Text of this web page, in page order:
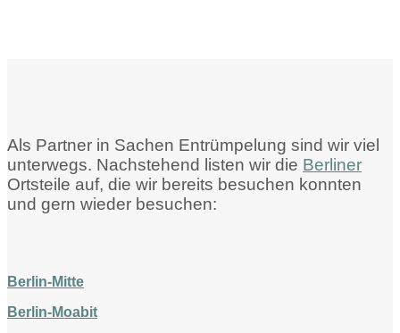
Als Partner in Sachen Entrümpelung sind wir viel
unterwegs. Nachstehend listen wir die Berliner
Ortsteile auf, die wir bereits besuchen konnten
und gern wieder besuchen:
Berlin-Mitte
Berlin-Moabit